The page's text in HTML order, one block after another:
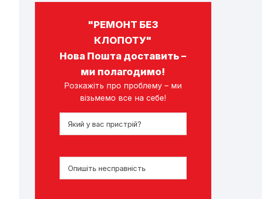
"РЕМОНТ БЕЗ
КЛОПОТУ"
Нова Пошта доставить –
ми полагодимо!
Розкажіть про проблему – ми
візьмемо все на себе!